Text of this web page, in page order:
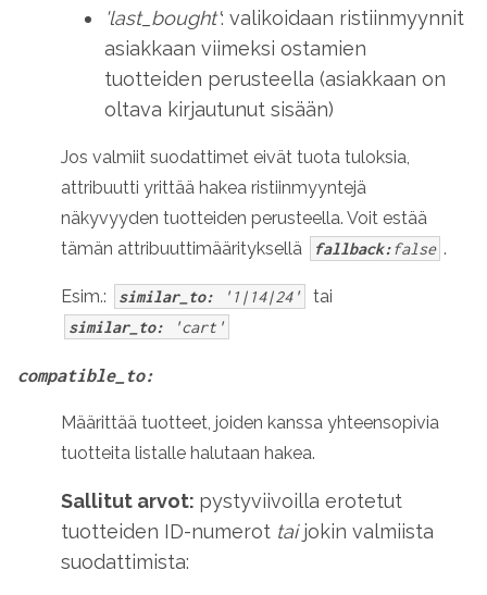
'last_bought': valikoidaan ristiinmyynnit
asiakkaan viimeksi ostamien
tuotteiden perusteella (asiakkaan on
oltava kirjautunut sisään)
Jos valmiit suodattimet eivät tuota tuloksia,
attribuutti yrittää hakea ristiinmyyntejä
näkyvyyden tuotteiden perusteella. Voit estää
tämän attribuuttimäärityksellä
fallback:false .
Esim.: similar_to: '1|14|24' tai
similar_to: 'cart'
compatible_to:
Määrittää tuotteet, joiden kanssa yhteensopivia
tuotteita listalle halutaan hakea.
Sallitut arvot: pystyviivoilla erotetut
tuotteiden ID-numerot taijokin valmiista
suodattimista: